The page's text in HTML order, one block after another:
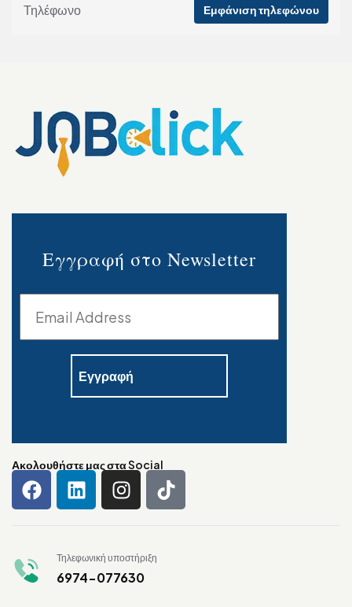
Τηλέφωνο Εμφάνιση τηλεφώνου
Εγγραφή στο Newsletter
Ακολουθήστε μας στα Social
Τηλεφωνική υποστήριξη
6974-077630